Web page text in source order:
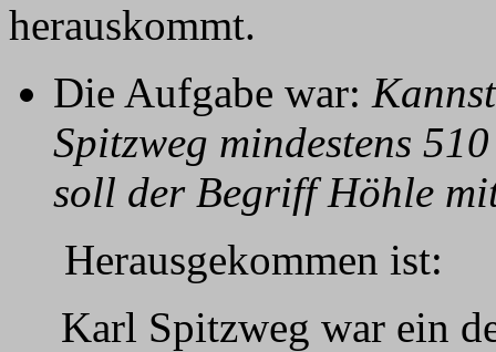
herauskommt.
Die Aufgabe war:
Spitzweg mindestens
soll der Begriff Höhle
Herausgekommen ist:
Karl Spitzweg war ein